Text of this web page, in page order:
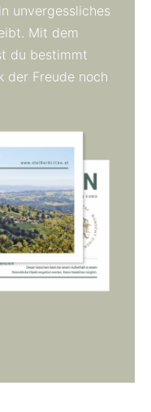
unvergessliches
Mit dem
du bestimmt
der Freude noch